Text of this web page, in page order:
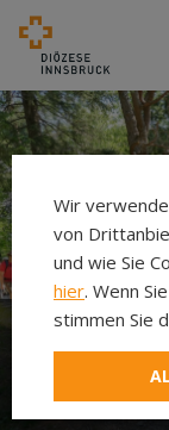
Neuer
Wir
von
und wie Sie
hier. Wenn
stimmen Sie